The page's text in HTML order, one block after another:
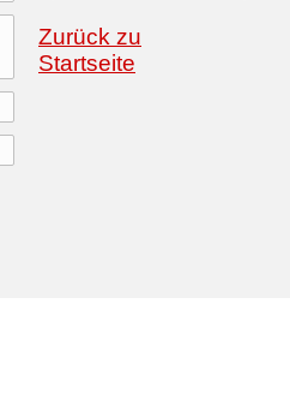
Zurück zu
Startseite